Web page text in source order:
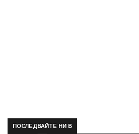
ПОСЛЕДВАЙТЕ НИ В